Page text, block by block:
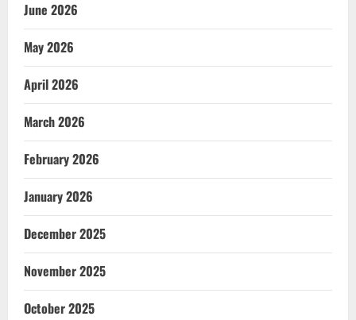
June 2026
May 2026
April 2026
March 2026
February 2026
January 2026
December 2025
November 2025
October 2025